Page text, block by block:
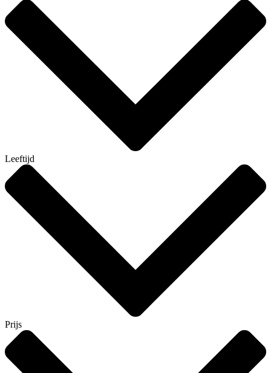
Leeftijd
Prijs